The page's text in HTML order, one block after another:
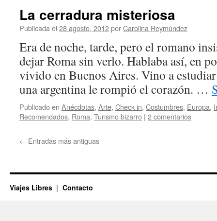
La cerradura misteriosa
Publicada el 28 agosto, 2012porCarolina Reymúndez
Era de noche, tarde, pero el romano
dejar Roma sin verlo. Hablaba así, en
vivido en Buenos Aires. Vino a
una argentina le rompió el corazón. …
Publicado en Anécdotas, Arte, Check in, Costumbres, Europa,
Recomendados, Roma, Turismo bizarro | 2 comentarios
← Entradas más antiguas
Viajes Libres Contacto